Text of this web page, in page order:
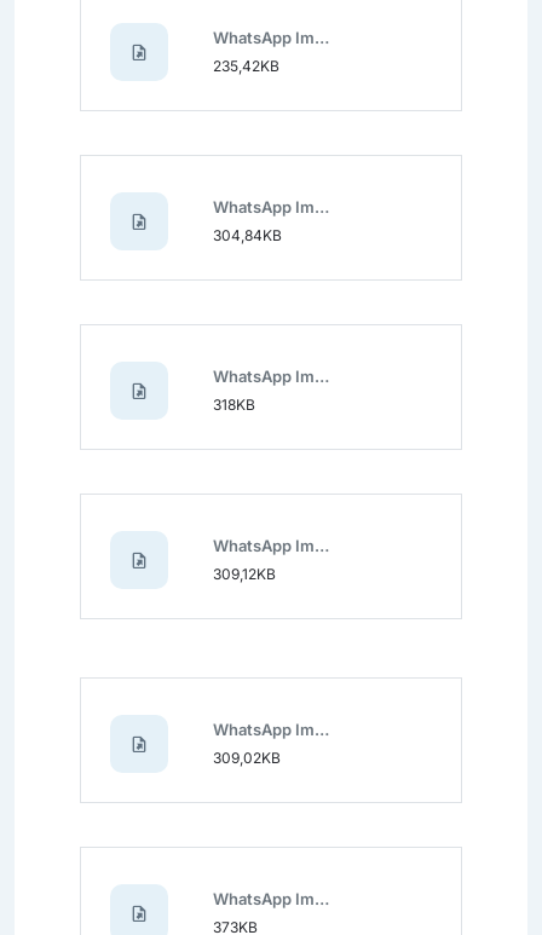
WhatsApp Image 2024-11-19 at 12.39.43 (1).jpeg
235,42KB
WhatsApp Image 2024-11-19 at 12.39.43 (2).jpeg
304,84KB
WhatsApp Image 2024-11-19 at 12.39.43.jpeg
318KB
WhatsApp Image 2024-11-19 at 12.39.44.jpeg
309,12KB
WhatsApp Image 2024-11-19 at 12.39.45 (1).jpeg
309,02KB
WhatsApp Image 2024-11-19 at 12.39.45.jpeg
373KB